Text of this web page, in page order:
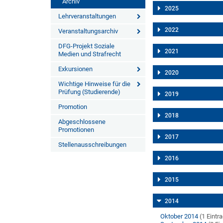
Lehrveranstaltungen
Veranstaltungsarchiv
DFG-Projekt Soziale
Medien und Strafrecht
Exkursionen
Wichtige Hinweise für die
Prüfung (Studierende)
Promotion
Abgeschlossene
Promotionen
Stellenausschreibungen
2025
2022
2021
2020
2019
2018
2017
2016
2015
2014
Oktober 2014 (1